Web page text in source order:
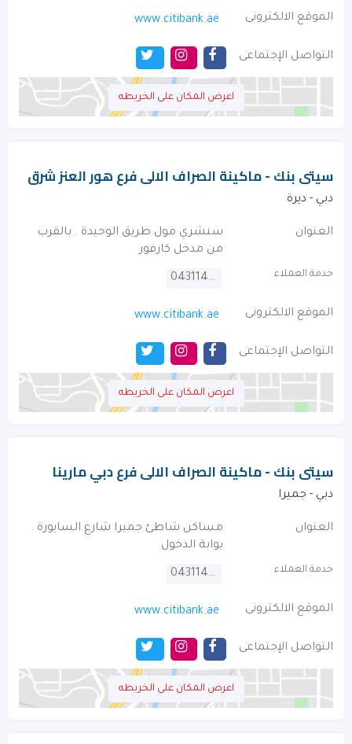
الموقع الالكترونى www.citibank.ae
التواصل الإجتماعى
اعرض المكان على الخريطه
سيتى بنك - ماكينة الصراف الالى فرع هور العنز شرق
دبي - ديرة
العنوان
سنشري مول طريق الوحيدة . بالقرب
من مدخل كارفور
خدمة العملاء 043114000
الموقع الالكترونى www.citibank.ae
التواصل الإجتماعى
اعرض المكان على الخريطه
سيتى بنك - ماكينة الصراف الالى فرع دبي مارينا
دبي - جميرا
العنوان
مساكن شاطئ جميرا شارع السايورة .
بوابة الدخول
خدمة العملاء 043114000
الموقع الالكترونى www.citibank.ae
التواصل الإجتماعى
اعرض المكان على الخريطه